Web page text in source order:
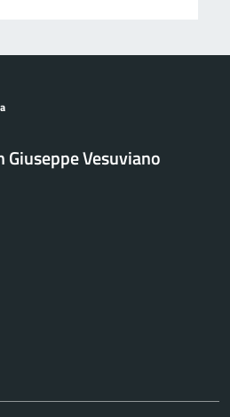
Giuseppe Vesuviano